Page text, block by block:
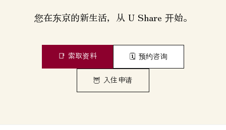
您在东京的新生活，从 U Share 开始。
📑 索取资料 🗓️ 预约咨询
🦉 入住申请